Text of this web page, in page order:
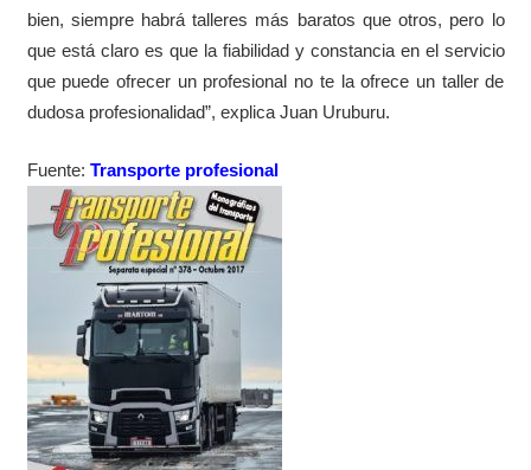
bien, siempre habrá talleres más baratos que otros, pero lo
que está claro es que la fiabilidad y constancia en el servicio
que puede ofrecer un profesional no te la ofrece un taller de
dudosa profesionalidad”, explica Juan Uruburu.
Fuente: Transporte profesional